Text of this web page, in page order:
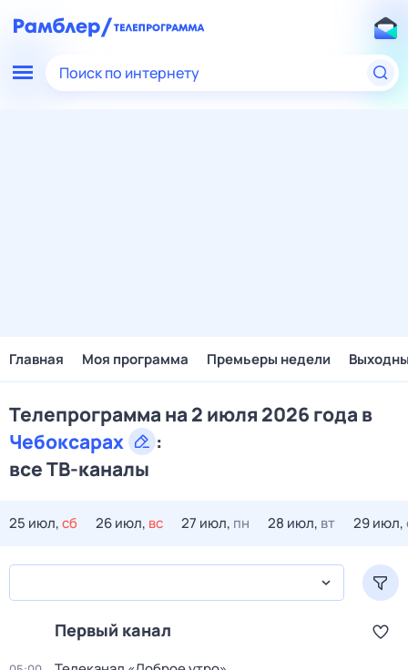
Поиск по интернету
Главная Моя программа Премьеры недели
Телепрограмма на 2 июля 2026 года в
Чебоксарах
:
все ТВ-каналы
25 июл,сб 26 июл, вс 27 июл, пн 28 июл, вт 29 июл,
Первый канал